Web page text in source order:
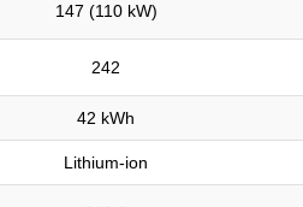
147 (110 kW)
242
42 kWh
Lithium-ion